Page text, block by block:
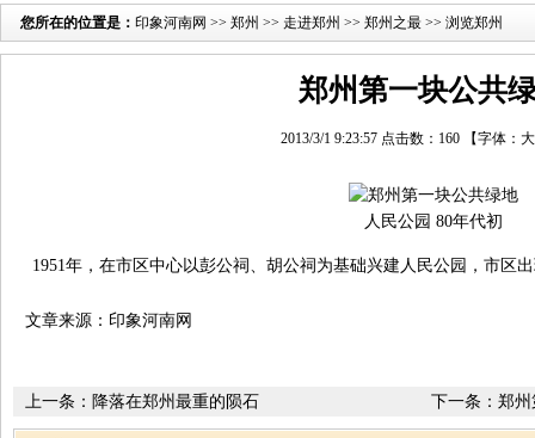
您所在的位置是： 印象河南网 >> 郑州 >> 走进郑州 >> 郑州之最 >> 浏览郑州
郑州第一块公共
2013/3/1 9:23:57 点击数： 160 【字体：大
人民公园 80年代初
1951年，在市区中心以彭公祠、胡公祠为基础兴建人民公园，市区
文章来源：印象河南网
下一条： 郑州
上一条： 降落在郑州最重的陨石